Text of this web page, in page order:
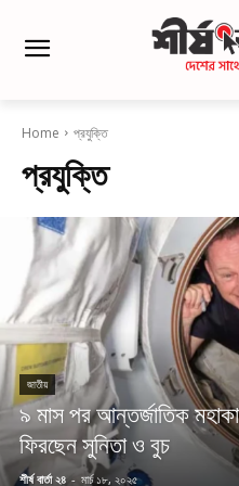
Home প্রযুক্তি
প্রযুক্তি
জাতীয়
৯ মাস পর আন্তর্জাতিক
ফিরছেন সুনিতা ও বুচ
শীর্ষ বার্তা ২৪ - মার্চ ১৮, ২০২৫